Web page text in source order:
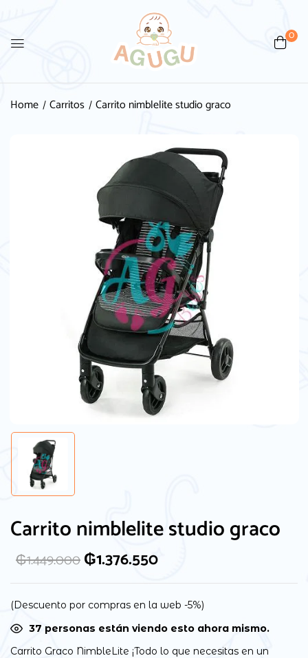
0
Home Carritos Carrito nimblelite studio graco
Carrito nimblelite studio graco
₲1.449.000₲1.376.550
(Descuento por compras en la web -5%)
35 personas están viendo esto ahora mismo.
Carrito Graco NimbleLite ¡Todo lo que necesitas en un
Be the first to review “Carrito
nimblelite studio graco”
marcados con*
Your rating
vez que comente.